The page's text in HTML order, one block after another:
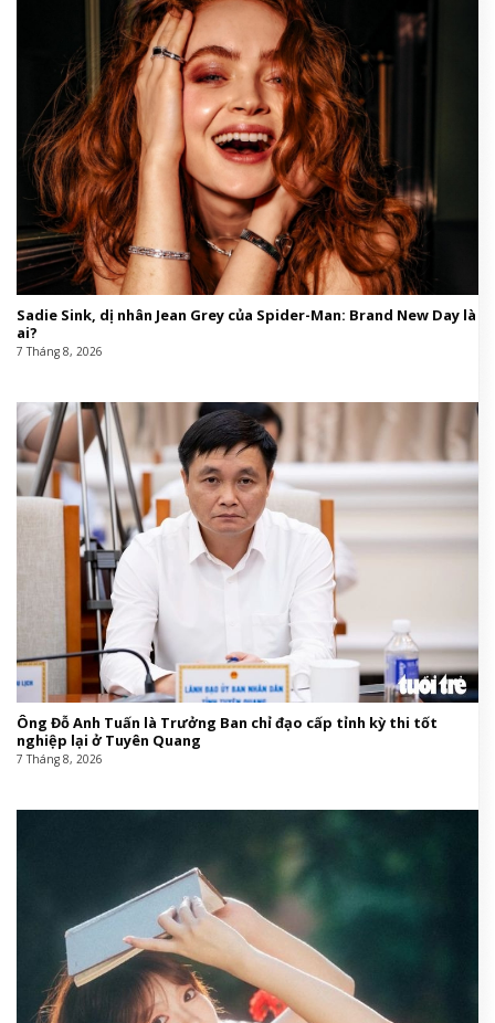
Sadie Sink, dị nhân Jean Grey của Spider-Man: Brand New Day là
ai?
7 Tháng 8, 2026
Ông Đỗ Anh Tuấn là Trưởng Ban chỉ đạo cấp tỉnh kỳ thi tốt
nghiệp lại ở Tuyên Quang
7 Tháng 8, 2026